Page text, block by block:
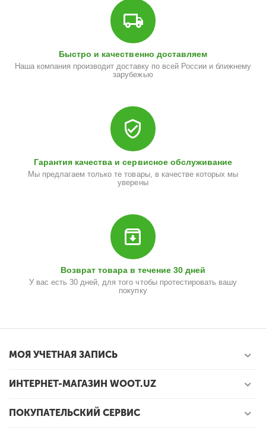
Быстро и качественно доставляем
Наша компания производит доставку по всей России и ближнему
зарубежью
Гарантия качества и сервисное обслуживание
Мы предлагаем только те товары, в качестве которых мы
уверены
Возврат товара в течение 30 дней
У вас есть 30 дней, для того чтобы протестировать вашу
покупку
МОЯ УЧЕТНАЯ ЗАПИСЬ
ИНТЕРНЕТ-МАГАЗИН WOOT.UZ
ПОКУПАТЕЛЬСКИЙ СЕРВИС